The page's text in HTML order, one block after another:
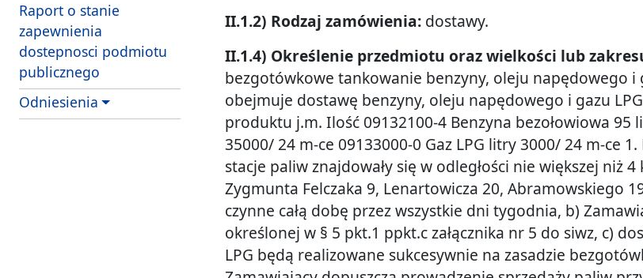
Raport o stanie
zapewnienia
dostepnosci podmiotu
publicznego
Odniesienia
II.1.2) Rodzaj zamówienia: dostawy.
II.1.4) Określenie przedmiotu oraz wielkości lub
bezgotówkowe tankowanie benzyny, oleju napędowego i
obejmuje dostawę benzyny, oleju napędowego i gazu
produktu j.m. Ilość 09132100-4 Benzyna bezołowiowa
35000/ 24 m-ce 09133000-0 Gaz LPG litry 3000/ 24 m-ce
stacje paliw znajdowały się w odległości nie większej niż
Zygmunta Felczaka 9, Lenartowicza 20, Abramowskiego
czynne całą dobę przez wszystkie dni tygodnia, b)
określonej w § 5 pkt.1 ppkt.c załącznika nr 5 do siwz, c)
LPG będą realizowane sukcesywnie na zasadzie